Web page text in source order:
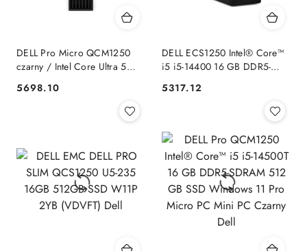
DELL Pro Micro QCM1250
czarny / Intel Core Ultra 5
SSD / Intel Graphics / W11P
Cena:
5698.10
DELL ECS1250 Intel® Core™
i5 i5-14400 16 GB DDR5-
11 Pro Wąski PC PC Czarny
Cena:
5317.12